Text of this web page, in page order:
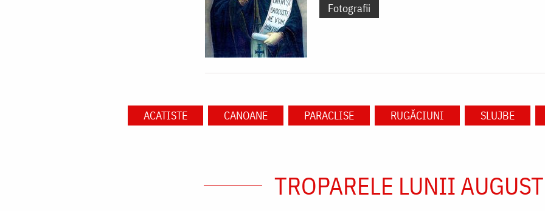
Fotografii
ACATISTE CANOANE PARACLISE RUGĂCIUNI SLUJBE
TROPARELE LUNII AUGUST